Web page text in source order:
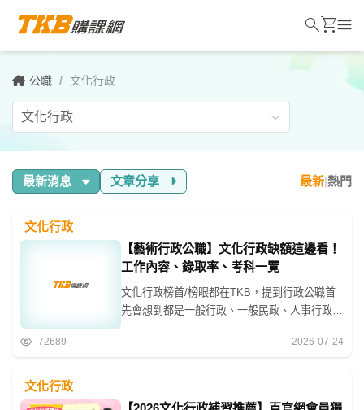
公職 / 文化行政
最新消息 文章分享 最新|熱門
文化行政
【藝術行政公職】文化行政缺額這邊看！
工作內容、錄取率、考科一覽
文化行政榜首/榜眼都在TKB，提到行政公職首
先會想到都是一般行政、一般民政、人事行政
等，但其實還有一種行政公職超特別，是有相關
藝術背景報考首選，文化行政可能的分發地點
心、藝術中心、文化資產管理處等。相較於處裡
72689 2026-07-24
文化行政
searchshopping_cartmenu